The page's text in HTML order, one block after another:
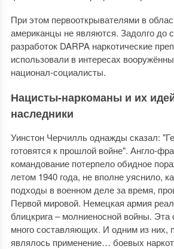
При этом первооткрывателями в
американцы не являются. Задолго до
разработок DARPA наркотические
использовали в интересах
национал-социалисты.
Нацисты-наркоманы и их
наследники
Уинстон Черчилль однажды сказал:
готовятся к прошлой войне". Англо-
командование потерпело обидное
летом 1940 года, не вполне уяснило,
подходы в военном деле за время,
Первой мировой. Немецкая армия
блицкрига – молниеносной войны. Эта
много составляющих. И одним из них,
являлось применение… боевых